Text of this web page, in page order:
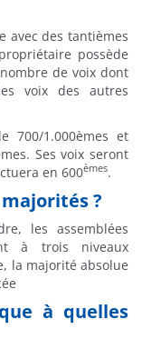
avec des tantièmes
possède
de voix dont
voix des autres
700/1.000èmes et
Ses voix seront
en 600èmes.
?
les assemblées
à trois niveaux
la majorité absolue
à quelles